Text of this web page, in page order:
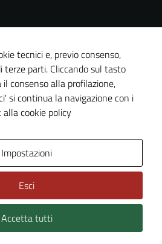
sito
s.r.l.
tecnici e, previo consenso,
terze parti. Cliccando sul tasto
consenso alla profilazione,
si continua la navigazione con i
alla cookie policy
Impostazioni
Esci
Accetta tutti